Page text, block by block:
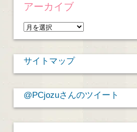
アーカイブ
ア
ー
カ
イ
サイトマップ
@PCjozuさんのツイート